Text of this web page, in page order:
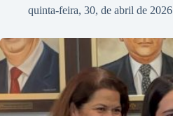
quinta-feira, 30, de abril de 2026